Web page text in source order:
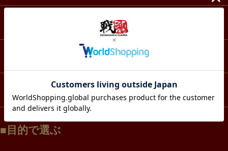
スマホ・IT・メディア
コラボ・キャラクター
目的で選ぶ